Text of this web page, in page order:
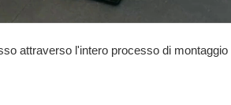
attraverso l'intero processo di